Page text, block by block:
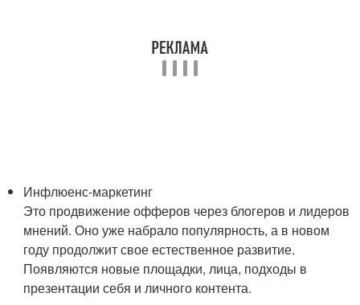
Инфлюенс-маркетинг
Это продвижение офферов через блогеров и лидеров
мнений. Оно уже набрало популярность, а в новом
году продолжит свое естественное развитие.
Появляются новые площадки, лица, подходы в
презентации себя и личного контента.